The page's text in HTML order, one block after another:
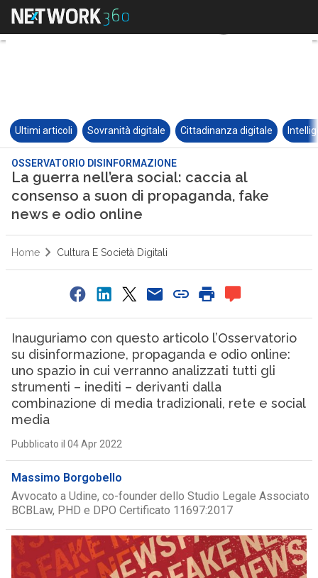
Ultimi articoli Sovranità digitale Cittadinanza digitale
OSSERVATORIO DISINFORMAZIONE
La guerra nell’era social: caccia al
consenso a suon di propaganda, fake
news e odio online
Home Cultura E Società Digitali
Inauguriamo con questo articolo l’Osservatorio
su disinformazione, propaganda e odio online:
uno spazio in cui verranno analizzati tutti gli
strumenti – inediti – derivanti dalla
combinazione di media tradizionali, rete e social
media
Pubblicato il 04 Apr 2022
Massimo Borgobello
Avvocato a Udine, co-founder dello Studio Legale Associato
BCBLaw, PHD e DPO Certificato 11697:2017